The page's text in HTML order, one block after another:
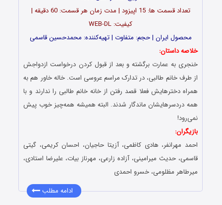
تعداد قسمت ها: 15 اپیزود | مدت زمان هر قسمت: 60 دقیقه |
کیفیت: WEB-DL
محصول ایران | حجم: متفاوت | تهیه‌کننده: محمدحسین قاسمی
خلاصه داستان:
خنجری به عمارت برگشته و بعد از قبول کردن درخواست ازدواجش
از طرف خانم طالبی، در تدارک مراسم عروسی است. خاله خاور هم به
همراه دخترهایش فعلا قصد رفتن از خانه خانم طالبی را ندارند و با
همه دردسرهایشان ماندگار شدند. البته همیشه همه‌چیز خوب پیش
نمی‌رود!
بازیگران:
احمد مهرانفر، هادی کاظمی، آزیتا حاجیان، احسان کریمی، گیتی
قاسمی، حدیث میرامینی، آزاده زارعی، مهرناز بیات، علیرضا استادی،
میرطاهر مظلومی، خسرو احمدی
ادامه مطلب